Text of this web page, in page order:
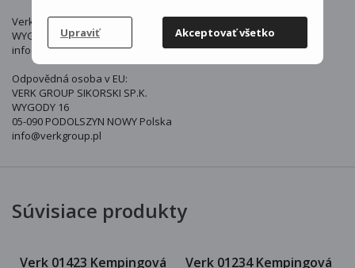
Upraviť Akceptovať všetko
Verk
WYGODY 16, 05-090 PODOLSZYN NOWY, POLSKA
info@verkgroup.pl
Odpovědná osoba v EU:
VERK GROUP SIKORSKI SP.K.
WYGODY 16
05-090 PODOLSZYN NOWY Polska
info@verkgroup.pl
Súvisiace produkty
Verk 01423 Kempingová
Verk 01234 Kempingová